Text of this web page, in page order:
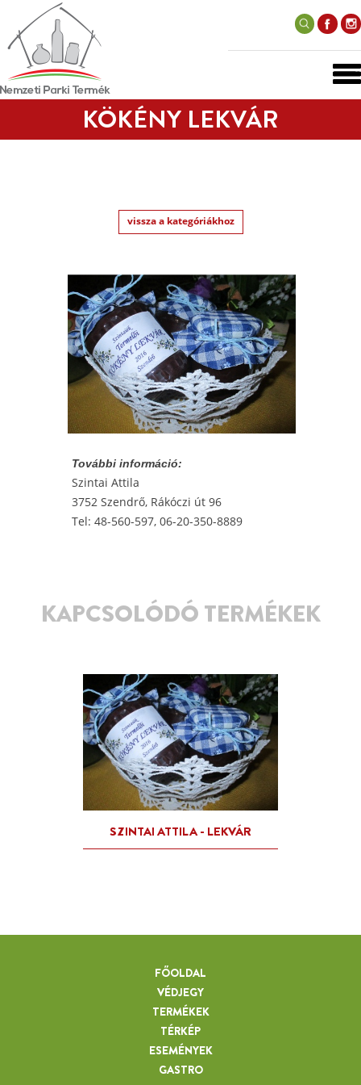
KÖKÉNY LEKVÁR
vissza a kategóriákhoz
További információ:
Szintai Attila
3752 Szendrő, Rákóczi út 96
Tel: 48-560-597, 06-20-350-8889
KAPCSOLÓDÓ TERMÉKEK
FŐOLDAL
VÉDJEGY
TERMÉKEK
TÉRKÉP
ESEMÉNYEK
GASTRO